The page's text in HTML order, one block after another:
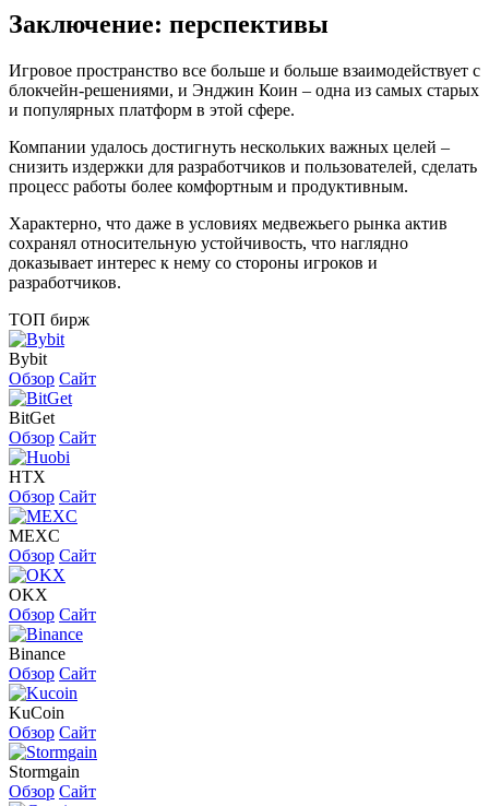
Заключение: перспективы
Игровое пространство все больше и больше взаимодействует с
блокчейн-решениями, и Энджин Коин – одна из самых старых
и популярных платформ в этой сфере.
Компании удалось достигнуть нескольких важных целей –
снизить издержки для разработчиков и пользователей, сделать
процесс работы более комфортным и продуктивным.
Характерно, что даже в условиях медвежьего рынка актив
сохранял относительную устойчивость, что наглядно
доказывает интерес к нему со стороны игроков и
разработчиков.
ТОП бирж
Bybit
Обзор Сайт
BitGet
Обзор Сайт
HTX
Обзор Сайт
MEXC
Обзор Сайт
OKX
Обзор Сайт
Binance
Обзор Сайт
KuCoin
Обзор Сайт
Stormgain
Обзор Сайт